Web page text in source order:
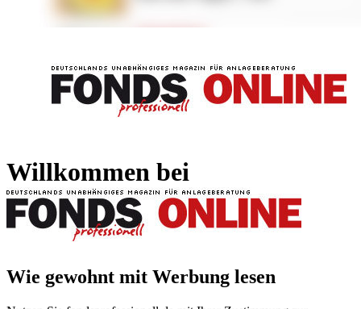
Willkommen bei
Wie gewohnt mit Werbung lesen